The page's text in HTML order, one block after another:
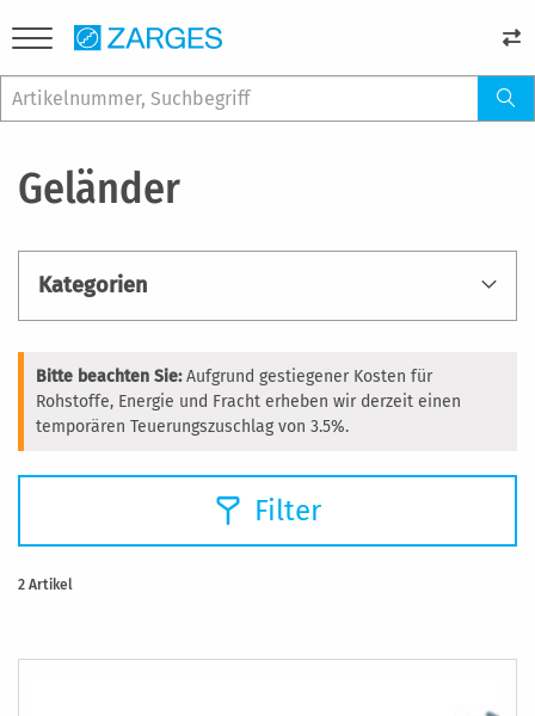
Geländer
Bitte beachten Sie:Aufgrund gestiegener Kosten für
Rohstoffe, Energie und Fracht erheben wir derzeit einen
temporären Teuerungszuschlag von 3.5%.
Filter
2 Artikel
Kategorien